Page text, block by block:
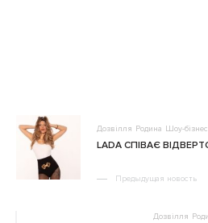
Дозвілля Родина Шоу-бізнес
LADA СПІВАЄ
Предыдущая новость
Дозвілля